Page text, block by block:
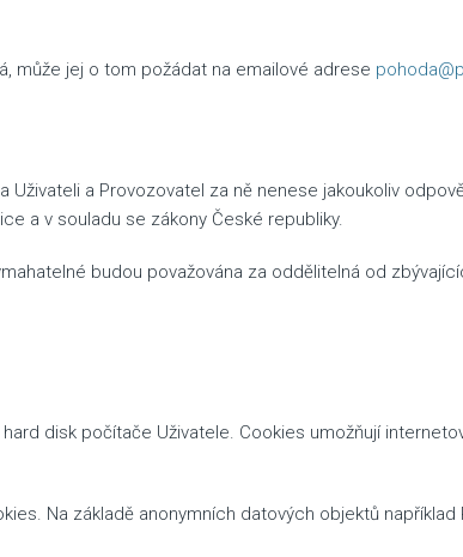
může jej o tom požádat na emailové adrese
a Provozovatel za ně nenese jakoukoliv
a v souladu se zákony České republiky.
budou považována za oddělitelná od
disk počítače Uživatele. Cookies umožňují
Na základě anonymních datových objektů